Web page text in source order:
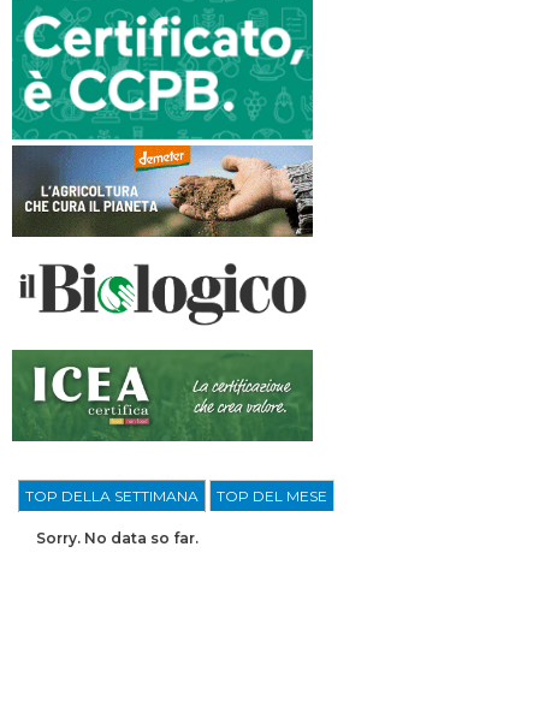
TOP DELLA SETTIMANA TOP DEL MESE
Sorry. No data so far.